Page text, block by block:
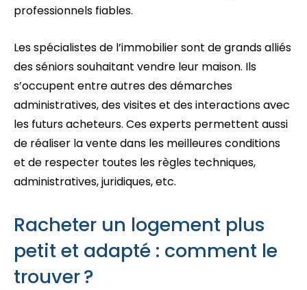
professionnels fiables.
Les spécialistes de l’immobilier sont de grands alliés
des séniors souhaitant vendre leur maison. Ils
s’occupent entre autres des démarches
administratives, des visites et des interactions avec
les futurs acheteurs. Ces experts permettent aussi
de réaliser la vente dans les meilleures conditions
et de respecter toutes les règles techniques,
administratives, juridiques, etc.
Racheter un logement plus
petit et adapté : comment le
trouver ?